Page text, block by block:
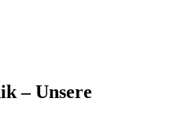
– Unsere